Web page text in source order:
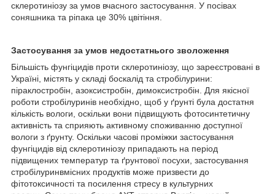
склеротиніозу за умов вчасного застосування. У посівах
соняшника та ріпака це 30% цвітіння.
Застосування за умов недостатнього зволоження
Більшість фунгіцидів проти склеротиніозу, що зареєстровані в
Україні, містять у складі боскалід та стробілурини:
піраклостробін, азоксистробін, димоксистробін. Для якісної
роботи стробілуринів необхідно, щоб у ґрунті була достатня
кількість вологи, оскільки вони підвищують фотосинтетичну
активність та сприяють активному споживанню доступної
вологи з ґрунту. Оскільки часові проміжки застосування
фунгіцидів від склеротиніозу припадають на період
підвищених температур та ґрунтової посухи, застосування
стробілуринвмісних продуктів може призвести до
фітотоксичності та посилення стресу в культурних